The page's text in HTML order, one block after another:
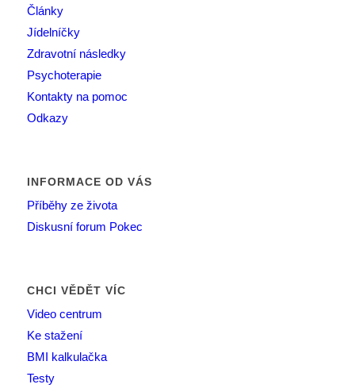
Články
Jídelníčky
Zdravotní následky
Psychoterapie
Kontakty na pomoc
Odkazy
INFORMACE OD VÁS
Příběhy ze života
Diskusní forum Pokec
CHCI VĚDĚT VÍC
Video centrum
Ke stažení
BMI kalkulačka
Testy